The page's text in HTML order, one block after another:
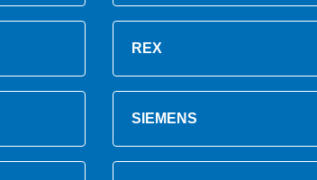
REX
SIEMENS